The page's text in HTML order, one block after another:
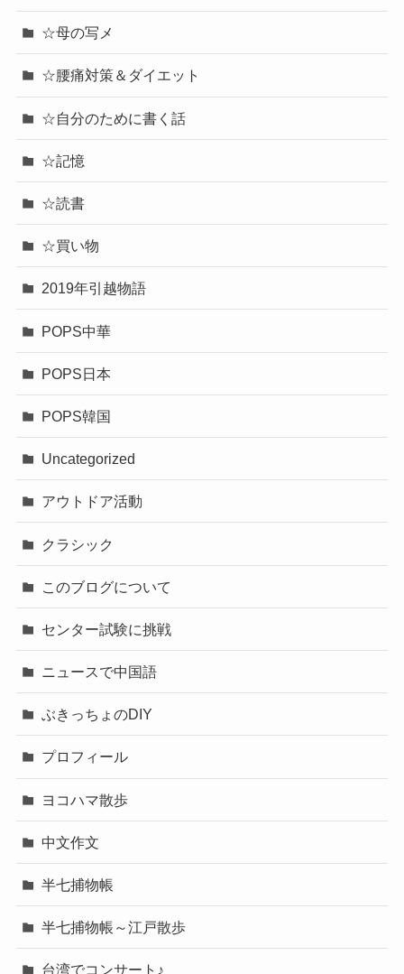
☆母の写メ
☆腰痛対策＆ダイエット
☆自分のために書く話
☆記憶
☆読書
☆買い物
2019年引越物語
POPS中華
POPS日本
POPS韓国
Uncategorized
アウトドア活動
クラシック
このブログについて
センター試験に挑戦
ニュースで中国語
ぶきっちょのDIY
プロフィール
ヨコハマ散歩
中文作文
半七捕物帳
半七捕物帳～江戸散歩
台湾でコンサート♪